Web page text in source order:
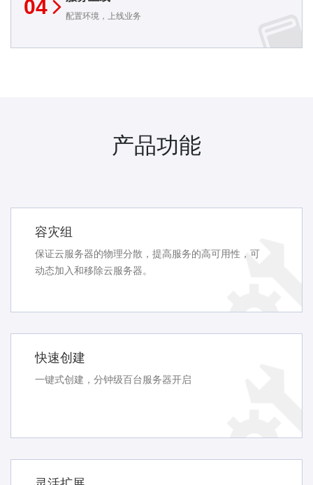
配置环境，上线业务
04
产品功能
容灾组
保证云服务器的物理分散，提高服务的高可用性，可
动态加入和移除云服务器。
快速创建
一键式创建，分钟级百台服务器开启